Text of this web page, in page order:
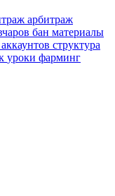
арбитраж
бан материалы
структура
уроки фарминг